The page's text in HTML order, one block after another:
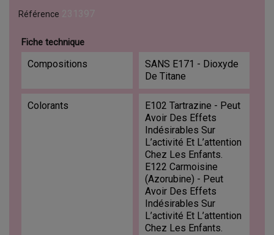
Référence
Fiche technique
Compositions
SANS E171 - Dioxyde
De Titane
Colorants
E102 Tartrazine - Peut
Avoir Des Effets
Indésirables Sur
L’activité Et L’attention
Chez Les Enfants.
E122 Carmoisine
(Azorubine) - Peut
Avoir Des Effets
Indésirables Sur
L’activité Et L’attention
Chez Les Enfants.